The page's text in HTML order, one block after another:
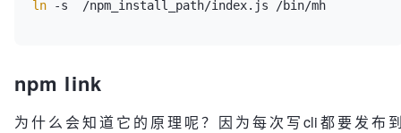
ln
npm link
为什么会知道它的原理呢？因为每次写cli都要发布